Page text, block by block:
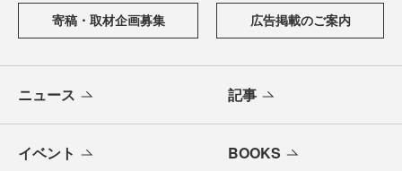
寄稿・取材企画募集 広告掲載のご案内
ニュース 記事
イベント BOOKS